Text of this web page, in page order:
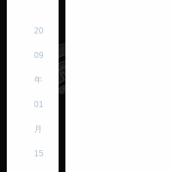
20
09
年
01
月
15